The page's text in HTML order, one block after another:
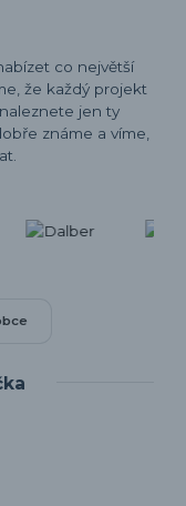
co největší
že každý projekt
jen ty
známe a víme,